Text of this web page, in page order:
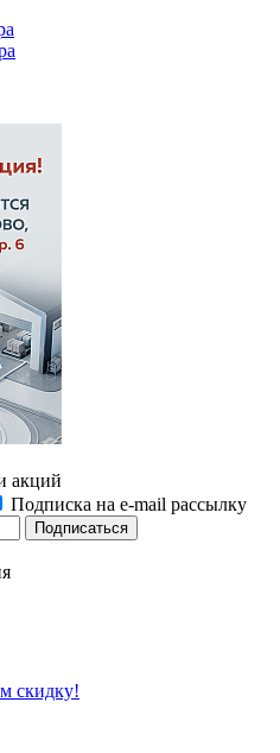
акций
Подписка на e-mail рассылку
скидку!